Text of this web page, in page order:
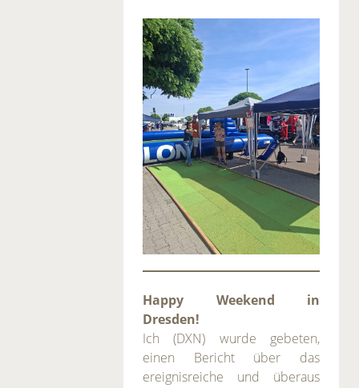
Happy Weekend in
Dresden!
Ich (DXN) wurde gebeten,
einen Bericht über das
ereignisreiche und überaus